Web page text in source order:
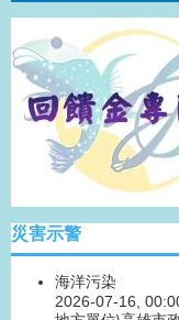
災害示警
海洋污染
2026-07-16,